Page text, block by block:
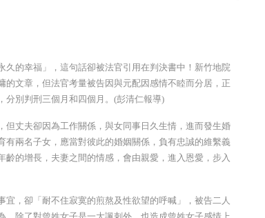
的幸福」，這句話卻被法官引用在判決書中！新竹地院
文章，但法官考量被告因與元配因感情不睦而分居，正
分別判刑三個月和四個月。(彭清仁報導)
丈夫卻因為工作關係，與女同事日久生情，進而發生婚
兩名子女，應當對彼此的婚姻關係，負有忠誠的維繫義
的增長，夫妻之間的情感，會由親愛，進入恩愛，步入
，卻「耐不住寂寞的煎熬及性欲望的呼喊」，被告二人